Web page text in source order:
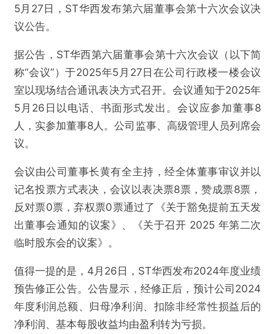
5月27日，ST华西发布第六届董事会第十六次会议决
议公告。
据公告，ST华西第六届董事会第十六次会议（以下简
称“会议”）于2025年5月27日在公司行政楼一楼会议
室以现场结合通讯表决方式召开。会议通知于2025年
5月26日以电话、书面形式发出。会议应参加董事8
人，实参加董事8人。公司监事、高级管理人员列席会
议。
会议由公司董事长黄有全主持，经全体董事审议并以
记名投票方式表决，会议以表决票8票，赞成票8票，
反对票0票，弃权票0票通过了《关于豁免提前五天发
出董事会通知的议案》、《关于召开 2025 年第二次
临时股东会的议案》。
值得一提的是，4月26日，ST华西发布2024年度业绩
预告修正公告。公告显示，经修正后，预计公司2024
年度利润总额、归母净利润、扣除非经常性损益后的
净利润、基本每股收益均由盈利转为亏损。